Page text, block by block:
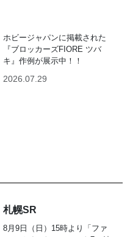
ホビージャパンに掲載された
『ブロッカーズFIORE ツバ
キ』作例が展示中！！
2026.07.29
札幌SR
8月9日（日）15時より「ファ